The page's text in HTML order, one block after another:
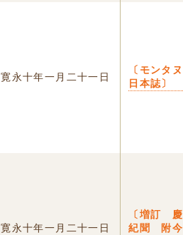
寛永十年一月二十一日
〔モンタ
日本誌〕
寛永十年一月二十一日
〔増訂
紀聞 附